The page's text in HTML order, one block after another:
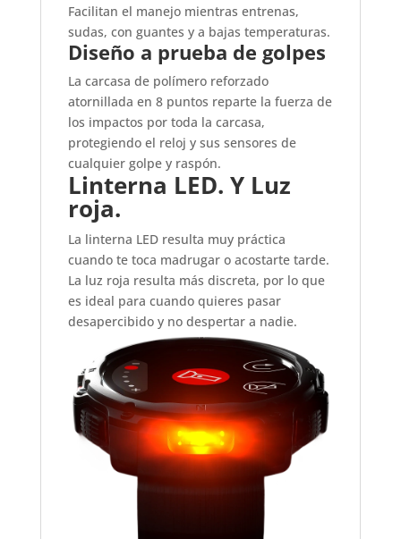
Facilitan el manejo mientras entrenas,
sudas, con guantes y a bajas temperaturas.
Diseño a prueba de golpes
La carcasa de polímero reforzado
atornillada en 8 puntos reparte la fuerza de
los impactos por toda la carcasa,
protegiendo el reloj y sus sensores de
cualquier golpe y raspón.
Linterna LED. Y Luz
roja.
La linterna LED resulta muy práctica
cuando te toca madrugar o acostarte tarde.
La luz roja resulta más discreta, por lo que
es ideal para cuando quieres pasar
desapercibido y no despertar a nadie.